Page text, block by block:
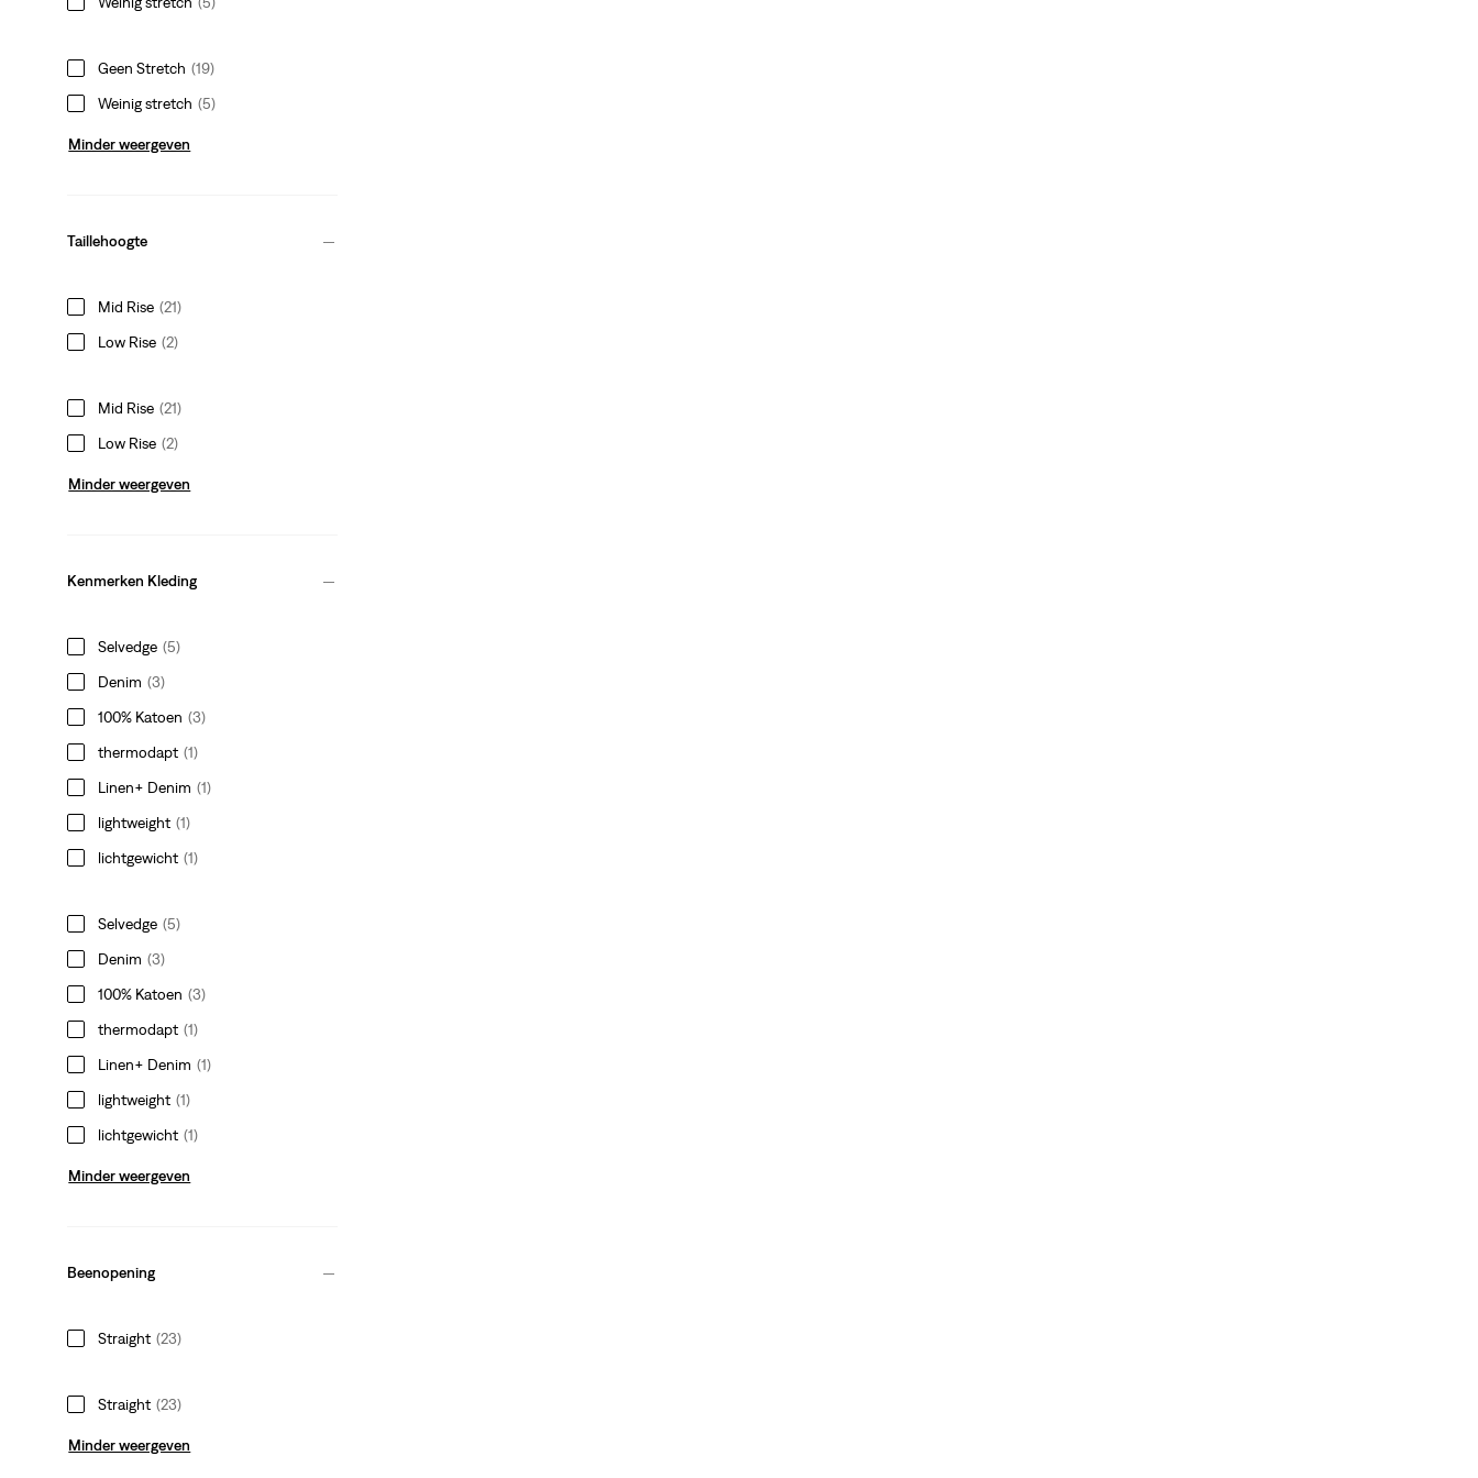
Geen Stretch (19)
Weinig stretch (5)
Minder weergeven
Taillehoogte
Mid Rise (21)
Low Rise (2)
Mid Rise (21)
Low Rise (2)
Minder weergeven
Kenmerken Kleding
Selvedge (5)
Denim (3)
100% Katoen (3)
thermodapt (1)
Linen+ Denim (1)
lightweight (1)
lichtgewicht (1)
Selvedge (5)
Denim (3)
100% Katoen (3)
thermodapt (1)
Linen+ Denim (1)
lightweight (1)
lichtgewicht (1)
Minder weergeven
Beenopening
Straight (23)
Straight (23)
Minder weergeven